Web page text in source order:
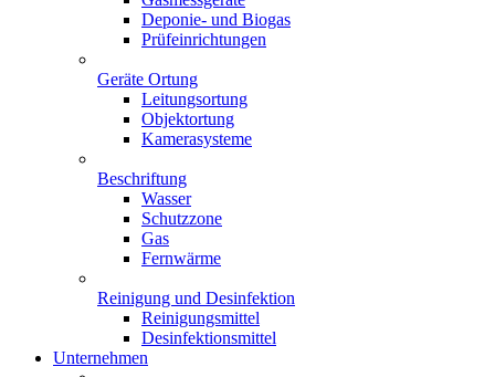
Deponie- und Biogas
Prüfeinrichtungen
Geräte Ortung
Leitungsortung
Objektortung
Kamerasysteme
Beschriftung
Wasser
Schutzzone
Gas
Fernwärme
Reinigung und Desinfektion
Reinigungsmittel
Desinfektionsmittel
Unternehmen